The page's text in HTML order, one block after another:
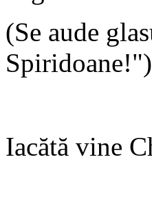
(Se aude
Spiridoane!")
Iacătă vine